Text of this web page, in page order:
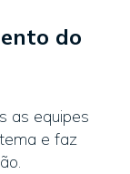
do
as equipes
e faz